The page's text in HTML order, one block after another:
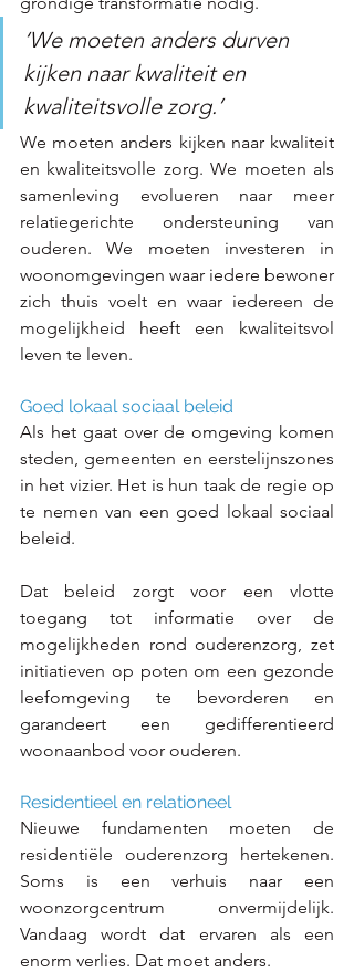
‘We moeten anders durven
kijken naar kwaliteit en
kwaliteitsvolle zorg.’
We moeten anders kijken naar kwaliteit
en kwaliteitsvolle zorg. We moeten als
samenleving evolueren naar meer
relatiegerichte ondersteuning van
ouderen. We moeten investeren in
woonomgevingen waar iedere bewoner
zich thuis voelt en waar iedereen de
mogelijkheid heeft een kwaliteitsvol
leven te leven.
Goed lokaal sociaal beleid
Als het gaat over de omgeving komen
steden, gemeenten en eerstelijnszones
in het vizier. Het is hun taak de regie op
te nemen van een goed lokaal sociaal
beleid.
Dat beleid zorgt voor een vlotte
toegang tot informatie over de
mogelijkheden rond ouderenzorg, zet
initiatieven op poten om een gezonde
leefomgeving te bevorderen en
garandeert een gedifferentieerd
woonaanbod voor ouderen.
Residentieel en relationeel
Nieuwe fundamenten moeten de
residentiële ouderenzorg hertekenen.
Soms is een verhuis naar een
woonzorgcentrum onvermijdelijk.
Vandaag wordt dat ervaren als een
enorm verlies. Dat moet anders.